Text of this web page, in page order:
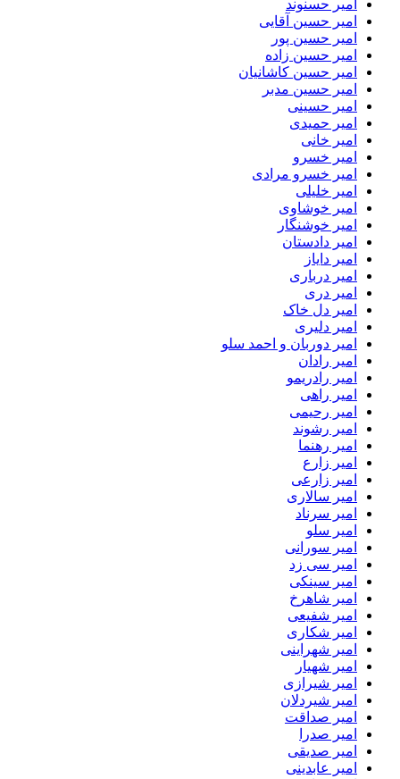
امیر حسنوند
امیر حسین آقایی
امیر حسین پور
امیر حسین زاده
امیر حسین کاشانیان
امیر حسین مدبر
امیر حسینی
امیر حمیدی
امیر خانی
امیر خسرو
امیر خسرو مرادی
امیر خلیلی
امیر خوشاوی
امیر خوشنگار
امیر دادستان
امیر دایاز
امیر درباری
امیر دری
امیر دل خاک
امیر دلیری
امیر دوربان و احمد سلو
امیر رادان
امیر رادریمو
امیر راهی
امیر رحیمی
امیر رشوند
امیر رهنما
امیر زارع
امیر زارعی
امیر سالاری
امیر سرناد
امیر سلو
امیر سورانی
امیر سی زد
امیر سینکی
امیر شاهرخ
امیر شفیعی
امیر شکاری
امیر شهراینی
امیر شهیار
امیر شیرازی
امیر شیردلان
امیر صداقت
امیر صدرا
امیر صدیقی
امیر عابدینی